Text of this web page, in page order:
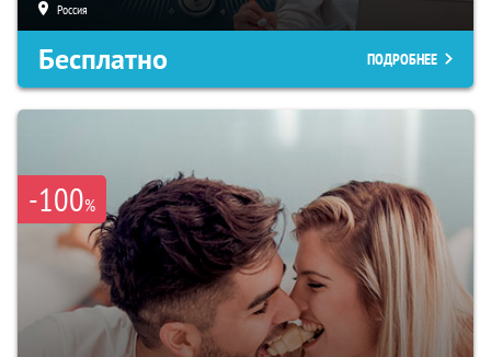
Россия
Бесплатно ПОДРОБНЕЕ
-100%